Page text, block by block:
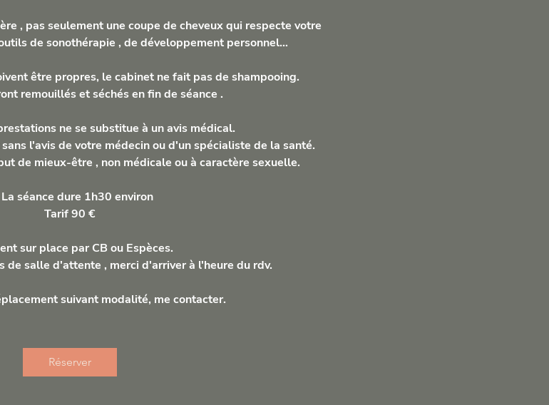
, pas seulement une coupe de cheveux qui respecte votre
de sonothérapie , de développement personnel…
être propres, le cabinet ne fait pas de shampooing.
remouillés et séchés en fin de séance .
ne se substitue à un avis médical.
l'avis de votre médecin ou d'un spécialiste de la santé.
de mieux-être , non médicale ou à caractère sexuelle.
La séance dure 1h30 environ
Tarif 90 €
sur place par CB ou Espèces.
de salle d'attente , merci d'arriver à l'heure du rdv.
suivant modalité, me contacter.
Réserver